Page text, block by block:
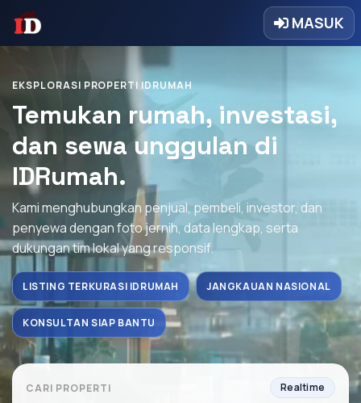
MASUK
EKSPLORASI PROPERTI IDRUMAH
Temukan rumah, investasi,
dan sewa unggulan di
IDRumah.
Kami menghubungkan penjual, pembeli, investor, dan
penyewa dengan foto jernih, data lengkap, serta
dukungan tim lokal yang responsif.
LISTING TERKURASI IDRUMAH JANGKAUAN NASIONAL
KONSULTAN SIAP BANTU
CARI PROPERTI Realtime